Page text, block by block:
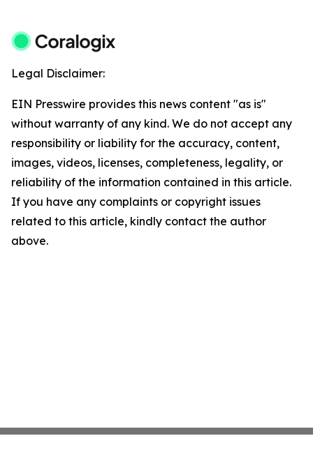
Legal Disclaimer:
EIN Presswire provides this news content "as is"
without warranty of any kind. We do not accept any
responsibility or liability for the accuracy, content,
images, videos, licenses, completeness, legality, or
reliability of the information contained in this article.
If you have any complaints or copyright issues
related to this article, kindly contact the author
above.